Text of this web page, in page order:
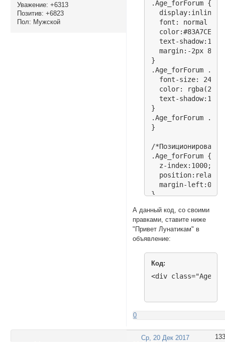
Уважение: +6313
Позитив: +6823
Пол: Мужской
.Age_forForum {
display:inline-
font: normal
color:#83A7CE;
text-shadow:1px
margin:-2px 8px
}
.Age_forForum
  font-size: 24px;
color:
text-shadow:1px
}
.Age_forForum
}
/
.Age_forForum {
  z-index:1000;
  margin-left:0px;
}
</style>
<script
<!--//END//
А данный код, со своими
правками, ставите ниже
"Привет Лунатикам" в
объявление:
Код:
<div
0
133
Ср, 20 Дек 2017